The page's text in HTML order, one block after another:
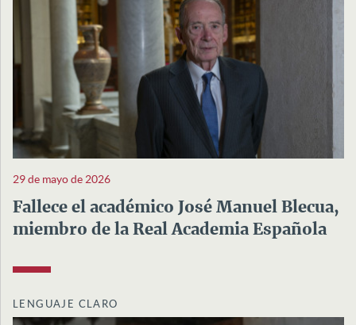
29 de mayo de 2026
Fallece el académico José Manuel Blecua,
miembro de la Real Academia Española
LENGUAJE CLARO